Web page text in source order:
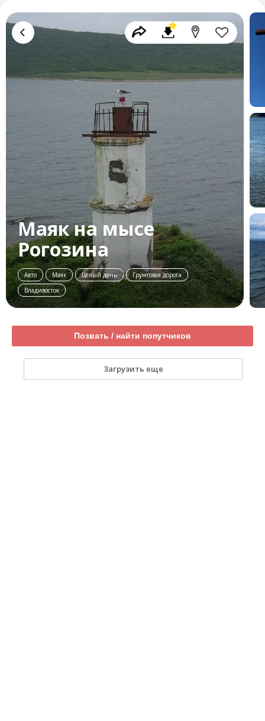
Маяк на мысе
Рогозина
Авто Маяк Целый день
Грунтовая дорога
Владивосток
Позвать / найти попутчиков
Загрузить еще